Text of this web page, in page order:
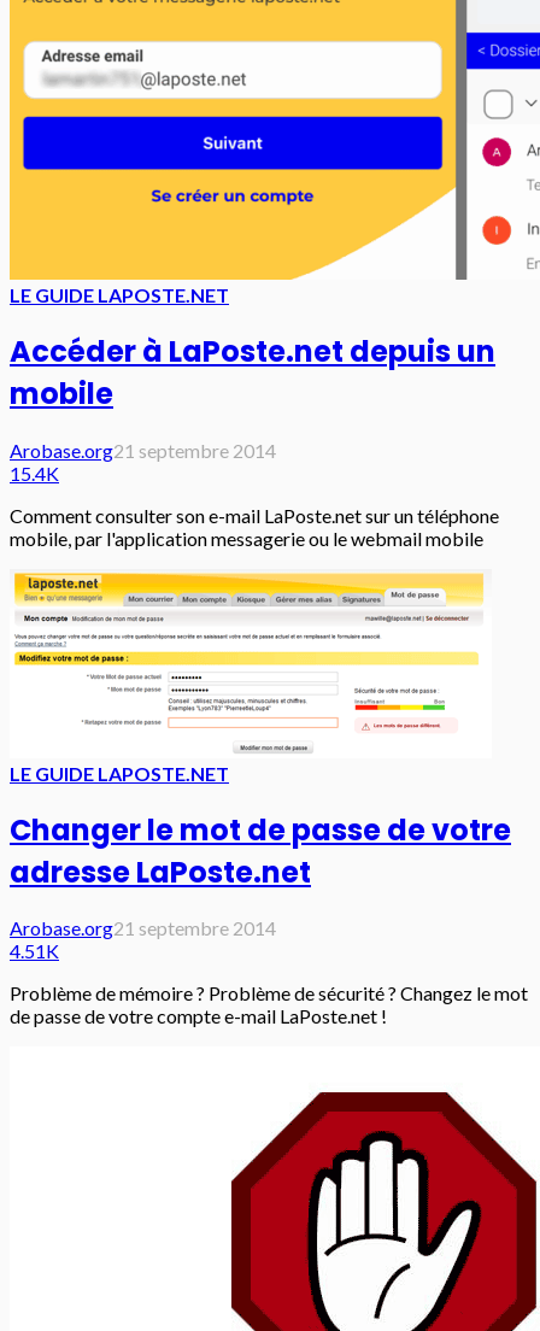
LE GUIDE LAPOSTE.NET
Accéder à LaPoste.net depuis un
mobile
Arobase.org21 septembre 2014
15.4K
Comment consulter son e-mail LaPoste.net sur un téléphone
mobile, par l'application messagerie ou le webmail mobile
LE GUIDE LAPOSTE.NET
Changer le mot de passe de votre
adresse LaPoste.net
Arobase.org21 septembre 2014
4.51K
Problème de mémoire ? Problème de sécurité ? Changez le mot
de passe de votre compte e-mail LaPoste.net !